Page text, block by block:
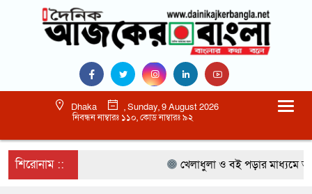
Dhaka
, Sunday, 9 August 2026
নিবন্ধন নাম্বারঃ ১১০, কোড নাম্বারঃ ৯২
শিরোনাম :: খেলাধুলা ও বই পড়ার মাধ্যমে